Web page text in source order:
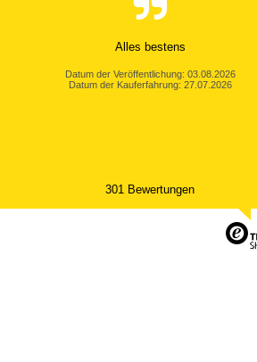
Alles bestens
Datum der Veröffentlichung: 03.08.2026
Datum der Kauferfahrung: 27.07.2026
301 Bewertungen